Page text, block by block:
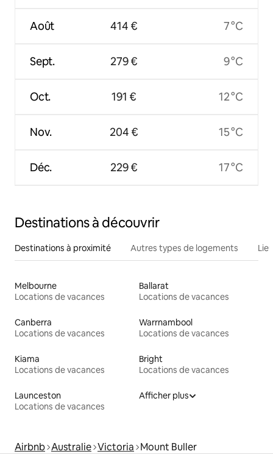
Août
Sept.
Oct.
Nov.
Déc.
414 €
279 €
191 €
204 €
229 €
7 °C
9 °C
12 °C
15 °C
17 °C
Destinations à découvrir
Destinations à proximité Autres types de logements
Melbourne
Locations de vacances
Ballarat
Locations de vacances
Canberra
Locations de vacances
Warrnambool
Locations de vacances
Kiama
Locations de vacances
Bright
Locations de vacances
Launceston
Locations de vacances
Afficher plus
Airbnb Australie Victoria Mount Buller